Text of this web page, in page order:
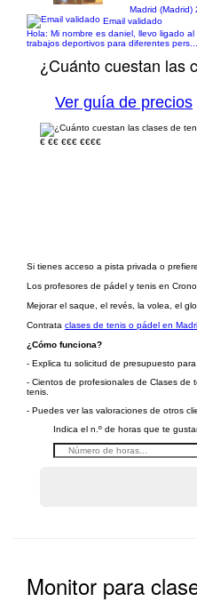
Madrid (Madrid)
Email validado
Hola: Mi nombre es daniel, llevo ligado
trabajos deportivos para diferentes pers...
¿Cuánto cuestan las
Ver guía de precios
€ €€ €€€ €€€€
Si tienes acceso a pista privada o
Los profesores de pádel y tenis en
Mejorar el saque, el revés, la volea, el
Contrata clases de tenis o pádel en
¿Cómo funciona?
- Explica tu solicitud de presupuesto
- Cientos de profesionales de Clases de
tenis.
- Puedes ver las valoraciones de otros
Indica el n.º de horas que te
Monitor para